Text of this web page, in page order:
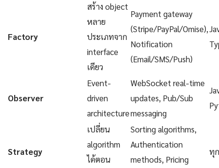
Factory
สร้าง object
หลาย
ประเภทจาก
interface
เดียว
Payment gateway
(Stripe/PayPal/Omise),
Notification
(Email/SMS/Push)
Observer
Event-
driven
architecture
WebSocket real-time
updates, Pub/Sub
messaging
Strategy
เปลี่ยน
algorithm
ได้ตอน
Sorting algorithms,
Authentication
methods, Pricing
ทุ